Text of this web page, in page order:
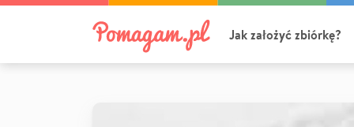
Jak założyć zbiórkę?